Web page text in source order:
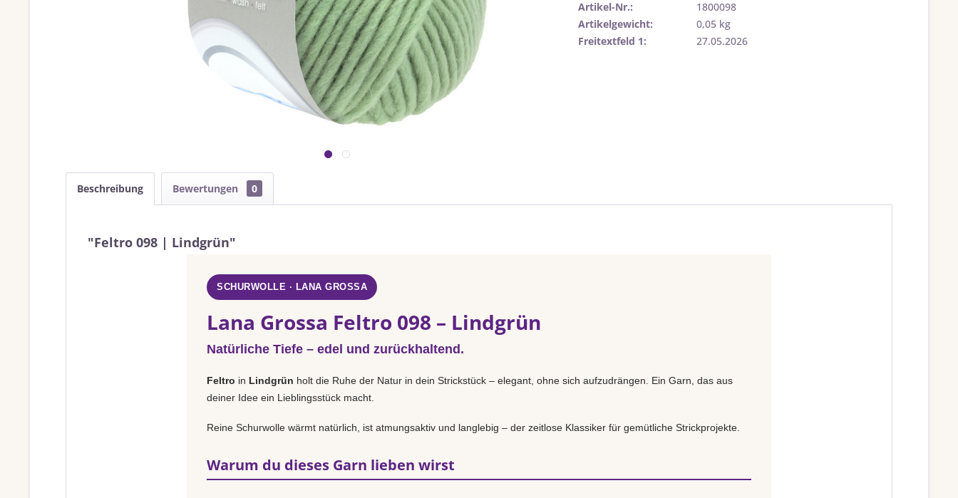
Artikel-Nr.:
1800098
Artikelgewicht:
0,05 kg
Freitextfeld 1:
27.05.2026
Beschreibung Bewertungen 0
"Feltro 098 | Lindgrün"
SCHURWOLLE · LANA GROSSA
Lana Grossa Feltro 098 – Lindgrün
Natürliche Tiefe – edel und zurückhaltend.
Feltro in Lindgrün holt die Ruhe der Natur in dein Strickstück – elegant, ohne sich aufzudrängen. Ein Garn, das aus
deiner Idee ein Lieblingsstück macht.
Reine Schurwolle wärmt natürlich, ist atmungsaktiv und langlebig – der zeitlose Klassiker für gemütliche Strickprojekte.
Warum du dieses Garn lieben wirst